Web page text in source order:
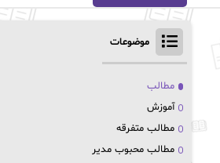
موضوعات
مطالب
آموزش
مطالب متفرقه
مطالب محبوب مدیر